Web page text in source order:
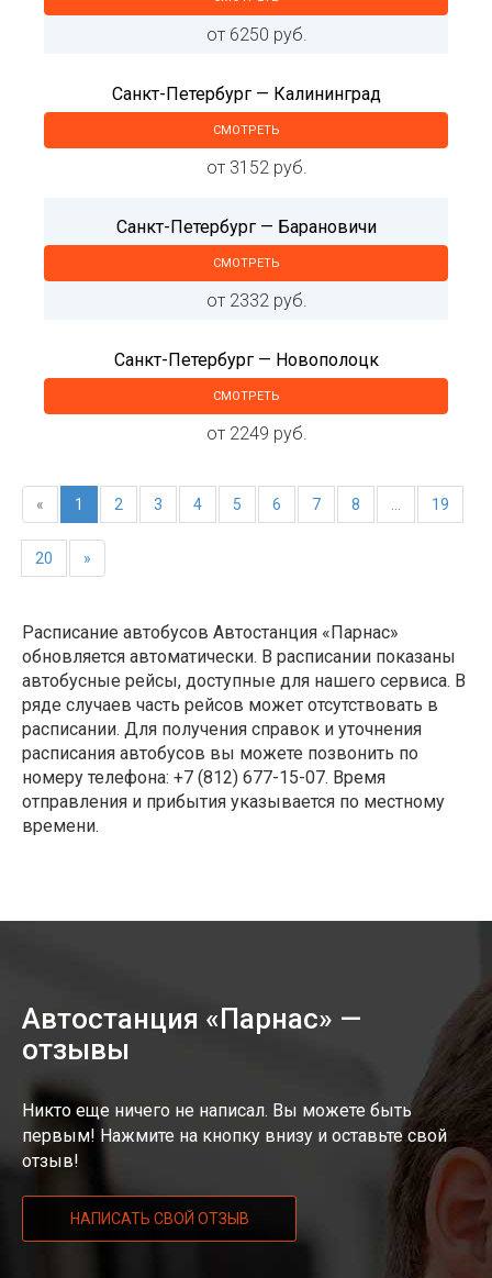
от 6250 руб.
Санкт-Петербург — Калининград
СМОТРЕТЬ
от 3152 руб.
Санкт-Петербург — Барановичи
СМОТРЕТЬ
от 2332 руб.
Санкт-Петербург — Новополоцк
СМОТРЕТЬ
от 2249 руб.
« 1 2 3 4 5 6 7 8 19
20 »
Расписание автобусов Автостанция «Парнас»
обновляется автоматически. В расписании показаны
автобусные рейсы, доступные для нашего сервиса. В
ряде случаев часть рейсов может отсутствовать в
расписании. Для получения справок и уточнения
расписания автобусов вы можете позвонить по
номеру телефона: +7 (812) 677-15-07. Время
отправления и прибытия указывается по местному
времени.
Автостанция «Парнас» —
отзывы
Никто еще ничего не написал. Вы можете быть
первым! Нажмите на кнопку внизу и оставьте свой
отзыв!
НАПИСАТЬ СВОЙ ОТЗЫВ